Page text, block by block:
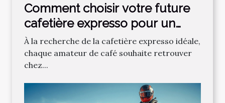
Comment choisir votre future
cafetière expresso pour un
café parfait ?
À la recherche de la cafetière expresso idéale,
chaque amateur de café souhaite retrouver
chez...